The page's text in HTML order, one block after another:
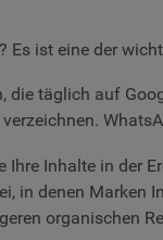
Es ist eine der
die täglich auf
Ihre Inhalte in der
in denen Marken
organischen